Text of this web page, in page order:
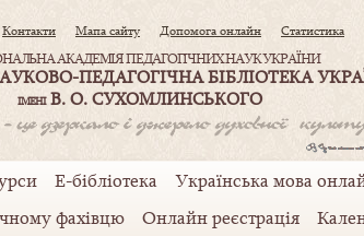
Контакти Мапа сайту Допомога онлайн Статистика
АКАДЕМІЯ ПЕДАГОГІЧНИХ НАУК УКРАЇНИ
ПЕДАГОГІЧНА БІБЛІОТЕКА
ІМЕНІВ. О. СУХОМЛИНСЬКОГО
Е-бібліотека Українська мова
фахівцю Онлайн реєстрація